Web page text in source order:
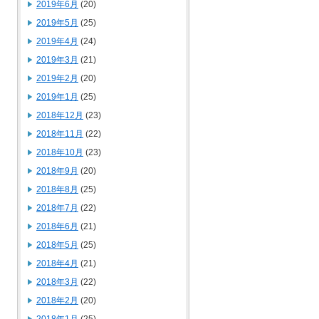
2019年6月 (20)
2019年5月 (25)
2019年4月 (24)
2019年3月 (21)
2019年2月 (20)
2019年1月 (25)
2018年12月 (23)
2018年11月 (22)
2018年10月 (23)
2018年9月 (20)
2018年8月 (25)
2018年7月 (22)
2018年6月 (21)
2018年5月 (25)
2018年4月 (21)
2018年3月 (22)
2018年2月 (20)